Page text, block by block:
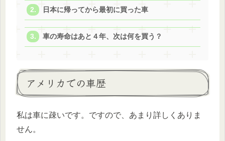
日本に帰ってから最初に買った車
車の寿命はあと４年、次は何を買う？
アメリカでの車歴
私は車に疎いです。ですので、あまり詳しくありま
せん。